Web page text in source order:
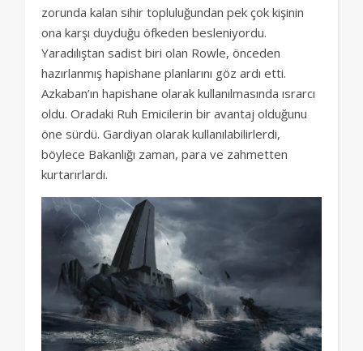
zorunda kalan sihir topluluğundan pek çok kişinin
ona karşı duyduğu öfkeden besleniyordu.
Yaradılıştan sadist biri olan Rowle, önceden
hazırlanmış hapishane planlarını göz ardı etti.
Azkaban’ın hapishane olarak kullanılmasında ısrarcı
oldu. Oradaki Ruh Emicilerin bir avantaj olduğunu
öne sürdü. Gardiyan olarak kullanılabilirlerdi,
böylece Bakanlığı zaman, para ve zahmetten
kurtarırlardı.